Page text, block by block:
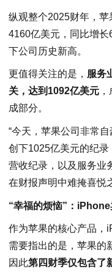
纵观整个2025财年，苹
4160亿美元，同比增长
下公司历史新高。
更值得关注的是， 服务
关，达到1092亿美元
成部分。
“今天，苹果公司非常
创下1025亿美元的纪
营收纪录，以及服务业
在财报声明中难掩喜悦
“幸福的烦恼”：
作为苹果的核心产品，
需要指出的是，苹果的
因此第四财季仅包含了